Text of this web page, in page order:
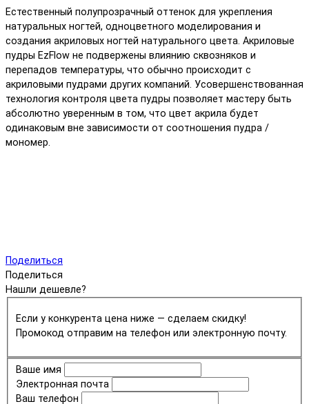
Естественный полупрозрачный оттенок для укрепления
натуральных ногтей, одноцветного моделирования и
создания акриловых ногтей натурального цвета. Акриловые
пудры EzFlow не подвержены влиянию сквозняков и
перепадов температуры, что обычно происходит с
акриловыми пудрами других компаний. Усовершенствованная
технология контроля цвета пудры позволяет мастеру быть
абсолютно уверенным в том, что цвет акрила будет
одинаковым вне зависимости от соотношения пудра /
мономер.
Поделиться
Поделиться
Нашли дешевле?
Если у конкурента цена ниже — сделаем скидку!
Промокод отправим на телефон или электронную почту.
Ваше имя
Электронная почта
Ваш телефон